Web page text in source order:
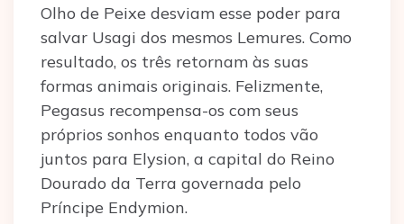
Olho de Peixe desviam esse poder para
salvar Usagi dos mesmos Lemures. Como
resultado, os três retornam às suas
formas animais originais. Felizmente,
Pegasus recompensa-os com seus
próprios sonhos enquanto todos vão
juntos para Elysion, a capital do Reino
Dourado da Terra governada pelo
Príncipe Endymion.